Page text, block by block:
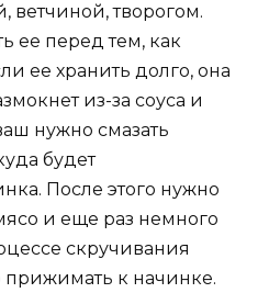
ветчиной, творогом.
ее перед тем, как
ее хранить долго, она
из-за соуса и
нужно смазать
будет
После этого нужно
и еще раз немного
скручивания
к начинке.